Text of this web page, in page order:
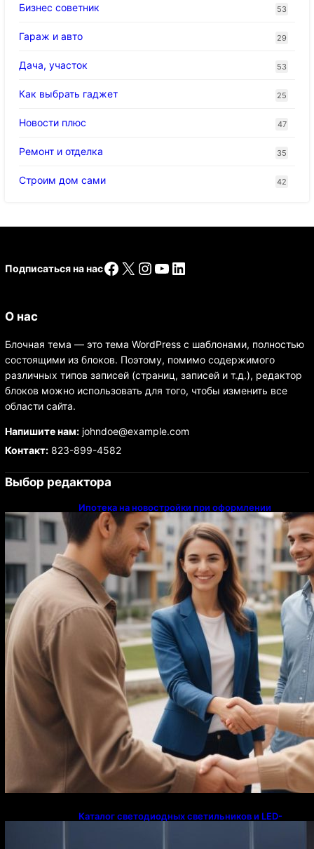
Бизнес советник 53
Гараж и авто 29
Дача, участок 53
Как выбрать гаджет 25
Новости плюс 47
Ремонт и отделка 35
Строим дом сами 42
Подписаться на насFacebook
X Instagram
YouTube
LinkedIn
О нас
Блочная тема — это тема WordPress с шаблонами, полностью
состоящими из блоков. Поэтому, помимо содержимого
различных типов записей (страниц, записей и т.д.), редактор
блоков можно использовать для того, чтобы изменить все
области сайта.
Напишите нам:johndoe@example.com
Контакт:823-899-4582
Выбор редактора
Ипотека на новостройки при оформлении
напрямую у застройщика
Каталог светодиодных светильников и LED-